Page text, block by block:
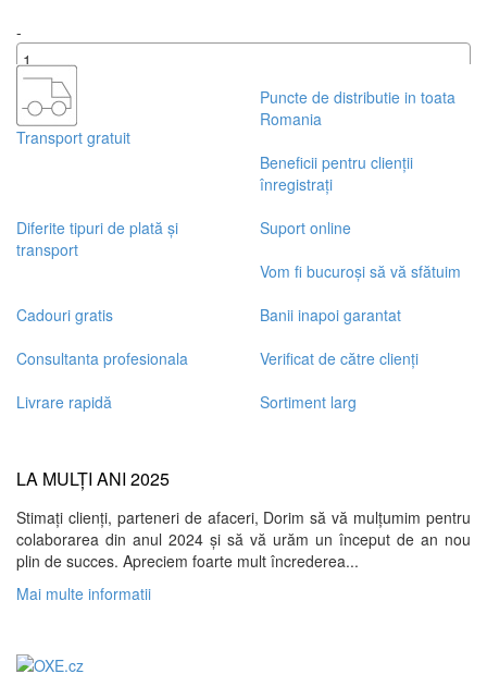
-
Transport gratuit
Puncte de distributie in toata
Romania
Beneficii pentru clienții
înregistrați
Diferite tipuri de plată și
transport
Suport online
Vom fi bucuroși să vă sfătuim
Cadouri gratis
Banii inapoi garantat
Consultanta profesionala
Verificat de către clienți
Livrare rapidă
Sortiment larg
LA MULȚI ANI 2025
Stimați clienți, parteneri de afaceri, Dorim să vă mulțumim pentru
colaborarea din anul 2024 și să vă urăm un început de an nou
plin de succes. Apreciem foarte mult încrederea...
Mai multe informatii